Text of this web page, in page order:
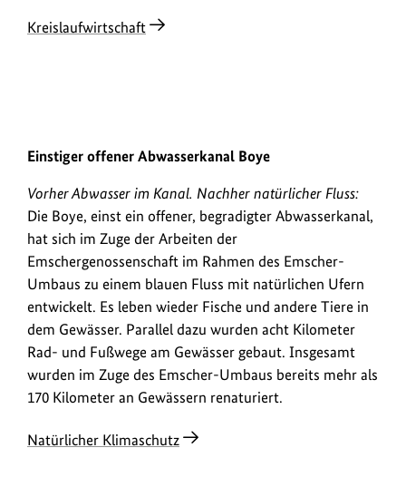
Kreislaufwirtschaft
Einstiger offener Abwasserkanal Boye
1956: Boye: Archivbild. 2024: Boye. Verwenden Sie die
zum
anzeigen
1956
Vorher Abwasser im Kanal. Nachher natürlicher Fluss:
Die Boye, einst ein offener, begradigter Abwasserkanal,
hat sich im Zuge der Arbeiten der
Emschergenossenschaft im Rahmen des Emscher-
Umbaus zu einem blauen Fluss mit natürlichen Ufern
entwickelt. Es leben wieder Fische und andere Tiere in
dem Gewässer. Parallel dazu wurden acht Kilometer
Rad- und Fußwege am Gewässer gebaut. Insgesamt
wurden im Zuge des Emscher-Umbaus bereits mehr als
170 Kilometer an Gewässern renaturiert.
Natürlicher Klimaschutz